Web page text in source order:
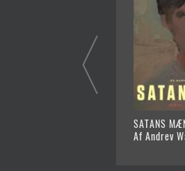
SATANS
Af Andrev